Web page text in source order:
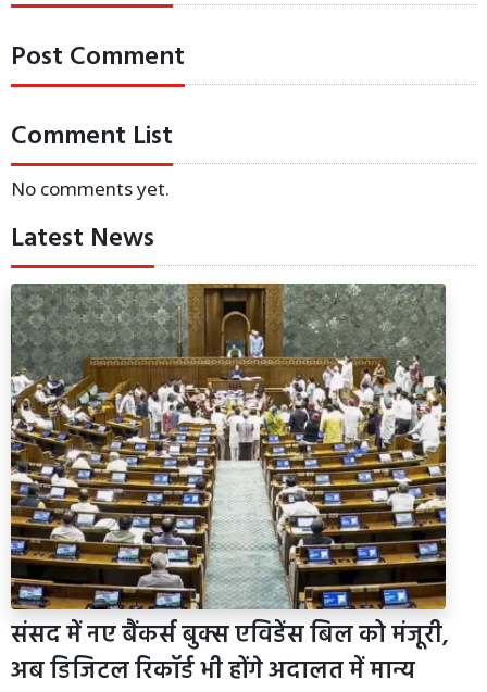
Post Comment
Comment List
No comments yet.
Latest News
संसद में नए बैंकर्स बुक्स एविडेंस बिल को मंजूरी,
अब डिजिटल रिकॉर्ड भी होंगे अदालत में मान्य